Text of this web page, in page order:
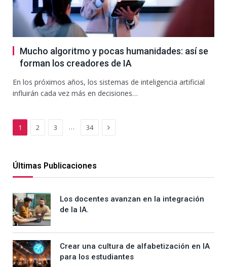
Mucho algoritmo y pocas humanidades: así se
forman los creadores de IA
En los próximos años, los sistemas de inteligencia artificial
influirán cada vez más en decisiones…
1 2 3 … 34 Next
Últimas Publicaciones
Los docentes avanzan en la integración
de la IA.
Crear una cultura de alfabetización en IA
para los estudiantes